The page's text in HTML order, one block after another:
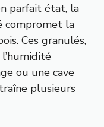
parfait état, la
compromet la
Ces granulés,
ou une cave
plusieurs